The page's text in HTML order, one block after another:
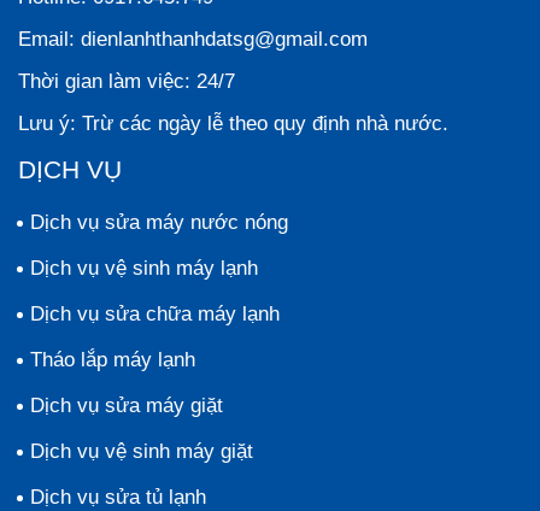
Email: dienlanhthanhdatsg@gmail.com
Thời gian làm việc: 24/7
Lưu ý: Trừ các ngày lễ theo quy định nhà nước.
DỊCH VỤ
Dịch vụ sửa máy nước nóng
Dịch vụ vệ sinh máy lạnh
Dịch vụ sửa chữa máy lạnh
Tháo lắp máy lạnh
Dịch vụ sửa máy giặt
Dịch vụ vệ sinh máy giặt
Dịch vụ sửa tủ lạnh